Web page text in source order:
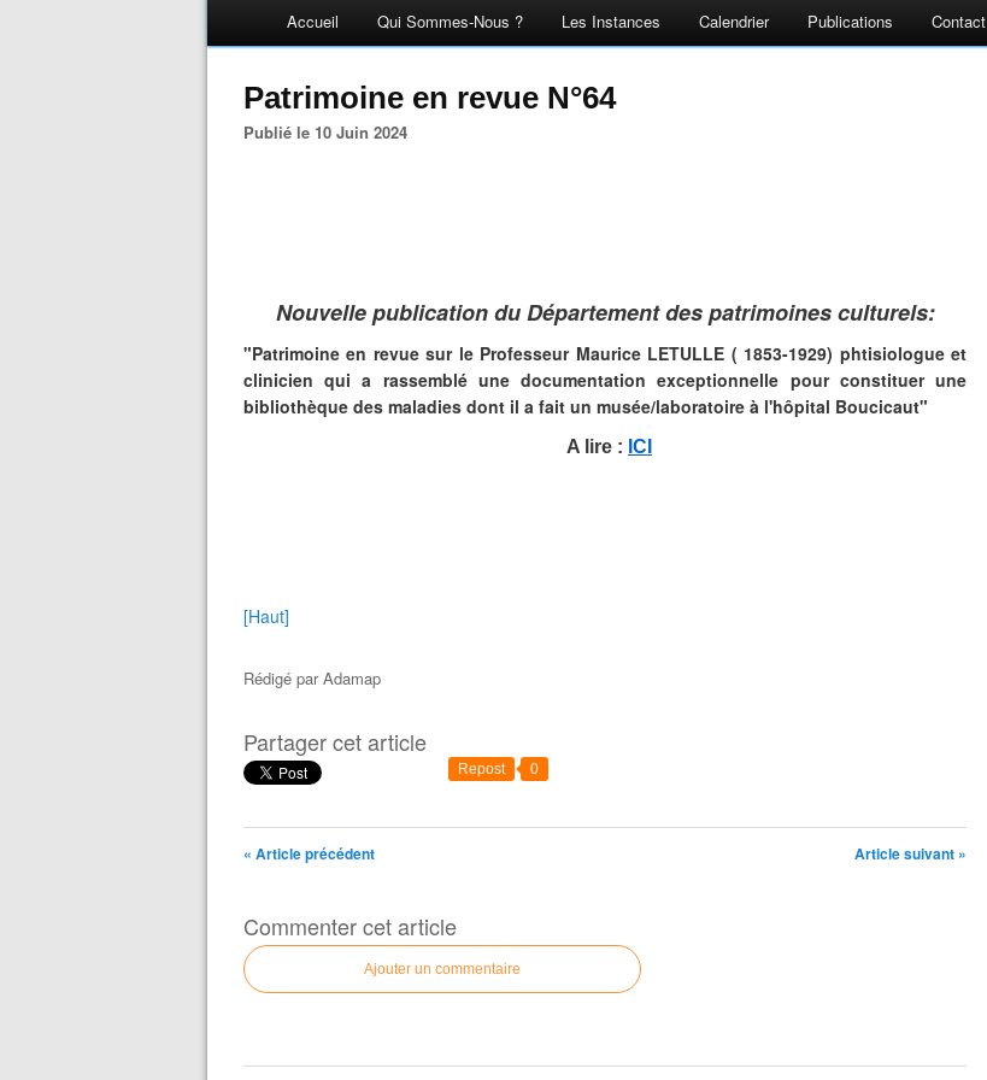
Accueil Qui Sommes-Nous ? Les Instances Calendrier Publications Contact
Patrimoine en revue N°64
Publié le 10 Juin 2024
Nouvelle publication du Département des patrimoines culturels:
"Patrimoine en revue sur le Professeur Maurice LETULLE ( 1853-1929) phtisiologue et
clinicien qui a rassemblé une documentation exceptionnelle pour constituer une
bibliothèque des maladies dont il a fait un musée/laboratoire à l'hôpital Boucicaut"
A lire : ICI
[Haut]
Rédigé parAdamap
Partager cet article
Repost 0
« Article précédent Article suivant »
Commenter cet article
Ajouter un commentaire